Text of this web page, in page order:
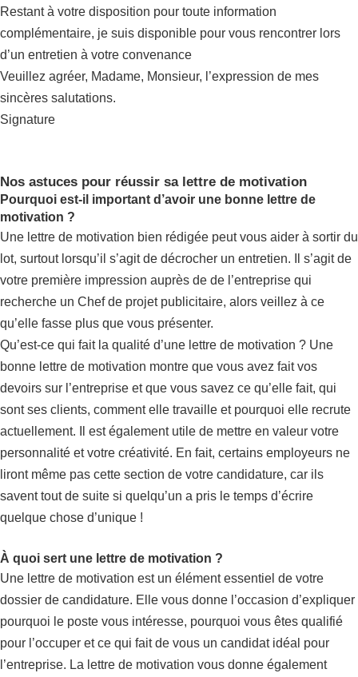
Restant à votre disposition pour toute information
complémentaire, je suis disponible pour vous rencontrer lors
d’un entretien à votre convenance
Veuillez agréer, Madame, Monsieur, l’expression de mes
sincères salutations.
Signature
Nos astuces pour réussir sa lettre de motivation
Pourquoi est-il important d’avoir une bonne lettre de
motivation ?
Une lettre de motivation bien rédigée peut vous aider à sortir du
lot, surtout lorsqu’il s’agit de décrocher un entretien. Il s’agit de
votre première impression auprès de de l’entreprise qui
recherche un Chef de projet publicitaire, alors veillez à ce
qu’elle fasse plus que vous présenter.
Qu’est-ce qui fait la qualité d’une lettre de motivation ? Une
bonne lettre de motivation montre que vous avez fait vos
devoirs sur l’entreprise et que vous savez ce qu’elle fait, qui
sont ses clients, comment elle travaille et pourquoi elle recrute
actuellement. Il est également utile de mettre en valeur votre
personnalité et votre créativité. En fait, certains employeurs ne
liront même pas cette section de votre candidature, car ils
savent tout de suite si quelqu’un a pris le temps d’écrire
quelque chose d’unique !
À quoi sert une lettre de motivation ?
Une lettre de motivation est un élément essentiel de votre
dossier de candidature. Elle vous donne l’occasion d’expliquer
pourquoi le poste vous intéresse, pourquoi vous êtes qualifié
pour l’occuper et ce qui fait de vous un candidat idéal pour
l’entreprise. La lettre de motivation vous donne également